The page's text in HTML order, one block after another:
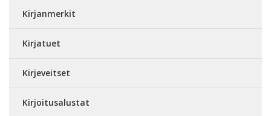
Kirjanmerkit
Kirjatuet
Kirjeveitset
Kirjoitusalustat